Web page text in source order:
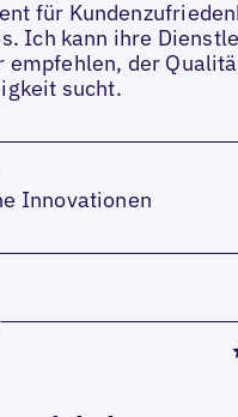
für
Ich kann ihre
empfehlen, der
sucht.
Innovationen